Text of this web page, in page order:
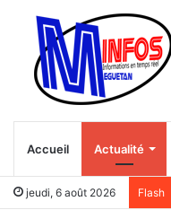
Accueil Actualité
jeudi, 6 août 2026 Flash